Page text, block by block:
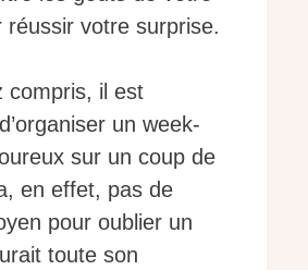
réussir votre surprise.
compris, il est
un week-
sur un coup de
en effet, pas de
pour oublier un
toute son